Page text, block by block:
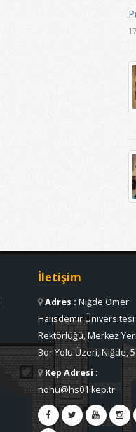
İletişim
Adres : Niğde Ömer
Halisdemir Üniversitesi
Rektörlüğü, Merkez
Bor Yolu Üzeri, Niğde,
Kep Adresi :
nohu@hs01.kep.tr